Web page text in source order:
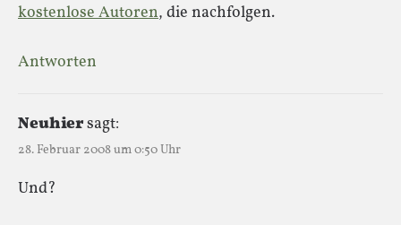
kostenlose Autoren, die nachfolgen.
Antworten
Neuhiersagt:
28. Februar 2008 um 0:50 Uhr
Und?